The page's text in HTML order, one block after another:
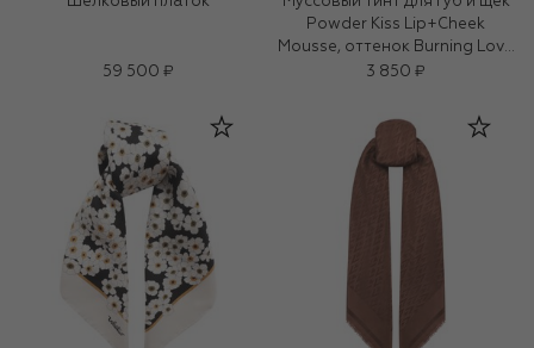
59 500 ₽
Powder Kiss Lip+Cheek
Mousse, оттенок Burning Love
(5ml)
3 850 ₽